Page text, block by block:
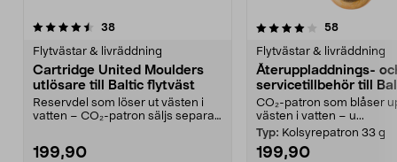
38recensioner
Flytvästar & livräddning
Cartridge United Moulders
utlösare till Baltic flytväst
Reservdel som löser ut västen i
vatten – CO₂-patron säljs separat.
199,90
4.0av 5 stjärnor 58recensioner
Flytvästar & livräddning
Återuppladdnings-
servicetillbehör till
Winner 150/165
CO₂-patron som blåser
västen i vatten – u...
Typ: Kolsyrepatron 33 g
199,90